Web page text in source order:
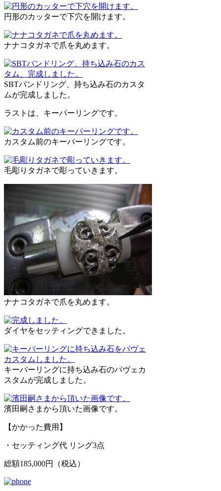
円形のカッターで下穴を開けます。
ナナコタガネで爪を丸めます。
SBTバンドリング、持ち込み石のカスタ
ムが完成しました。
ラストは、キーパーリングです。
カスタム前のキーパーリングです。
毛彫りタガネで彫っていきます。
ナナコタガネで爪を丸めます。
ダイヤをセッティングできました。
キーパーリングに持ち込み石のパヴェカ
スタムが完成しました。
濱田嗣さまから頂いた画像です。
【かかった費用】
・セッティング代 リング3点
総額185,000円（税込）